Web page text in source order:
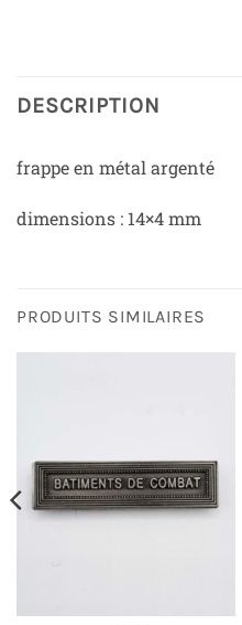
DESCRIPTION
frappe en métal argenté
dimensions : 14×4 mm
PRODUITS SIMILAIRES